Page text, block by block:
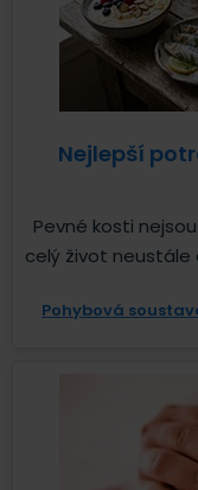
Nejlepší
Pevné kosti
celý život neustále
Pohybová